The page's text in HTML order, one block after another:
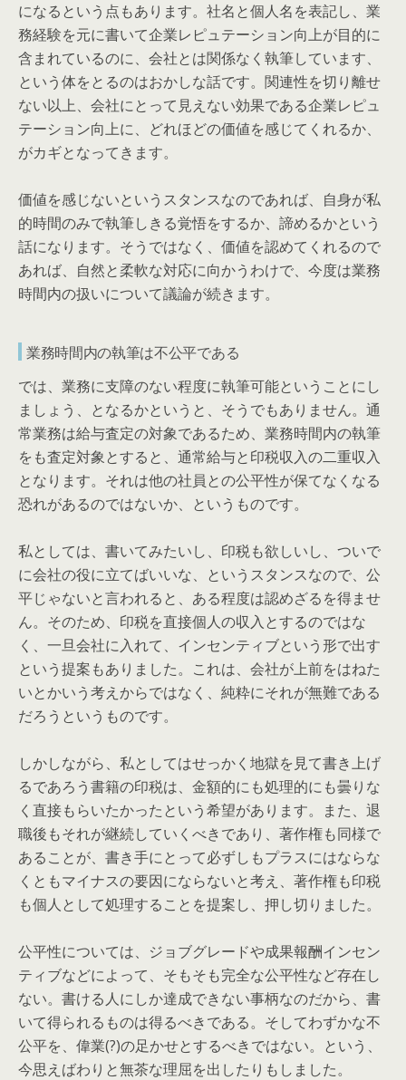
になるという点もあります。社名と個人名を表記し、業
務経験を元に書いて企業レピュテーション向上が目的に
含まれているのに、会社とは関係なく執筆しています、
という体をとるのはおかしな話です。関連性を切り離せ
ない以上、会社にとって見えない効果である企業レピュ
テーション向上に、どれほどの価値を感じてくれるか、
がカギとなってきます。
価値を感じないというスタンスなのであれば、自身が私
的時間のみで執筆しきる覚悟をするか、諦めるかという
話になります。そうではなく、価値を認めてくれるので
あれば、自然と柔軟な対応に向かうわけで、今度は業務
時間内の扱いについて議論が続きます。
業務時間内の執筆は不公平である
では、業務に支障のない程度に執筆可能ということにし
ましょう、となるかというと、そうでもありません。通
常業務は給与査定の対象であるため、業務時間内の執筆
をも査定対象とすると、通常給与と印税収入の二重収入
となります。それは他の社員との公平性が保てなくなる
恐れがあるのではないか、というものです。
私としては、書いてみたいし、印税も欲しいし、ついで
に会社の役に立てばいいな、というスタンスなので、公
平じゃないと言われると、ある程度は認めざるを得ませ
ん。そのため、印税を直接個人の収入とするのではな
く、一旦会社に入れて、インセンティブという形で出す
という提案もありました。これは、会社が上前をはねた
いとかいう考えからではなく、純粋にそれが無難である
だろうというものです。
しかしながら、私としてはせっかく地獄を見て書き上げ
るであろう書籍の印税は、金額的にも処理的にも曇りな
く直接もらいたかったという希望があります。また、退
職後もそれが継続していくべきであり、著作権も同様で
あることが、書き手にとって必ずしもプラスにはならな
くともマイナスの要因にならないと考え、著作権も印税
も個人として処理することを提案し、押し切りました。
公平性については、ジョブグレードや成果報酬インセン
ティブなどによって、そもそも完全な公平性など存在し
ない。書ける人にしか達成できない事柄なのだから、書
いて得られるものは得るべきである。そしてわずかな不
公平を、偉業(?)の足かせとするべきではない。という、
今思えばわりと無茶な理屈を出したりもしました。